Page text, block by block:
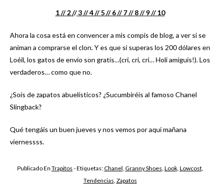
1 // 2 //3 // 4 // 5 // 6 // 7 // 8 // 9 // 10
Ahora la cosa está en convencer a mis compis de blog, a ver si se
animan a comprarse el clon. Y es que si superas los 200 dólares en
Loéil, los gatos de envío son gratis…(cri, cri, cri… Holi amiguis!). Los
verdaderos… como que no.
¿Sois de zapatos abuelísticos? ¿Sucumbiréis al famoso Chanel
Slingback?
Qué tengáis un buen jueves y nos vemos por aquí mañana
viernessss.
Publicado En Trapitos - Etiquetas:Chanel, Granny Shoes, Look, Lowcost,
Tendencias, Zapatos